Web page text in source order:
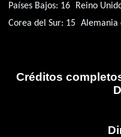
Países Bajos: 16 Reino
Corea del Sur: 15 Alemania
Créditos